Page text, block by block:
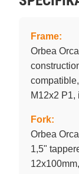
Frame:
Orbea
M12x2 P1,
Fork:
Orbea
1,5"